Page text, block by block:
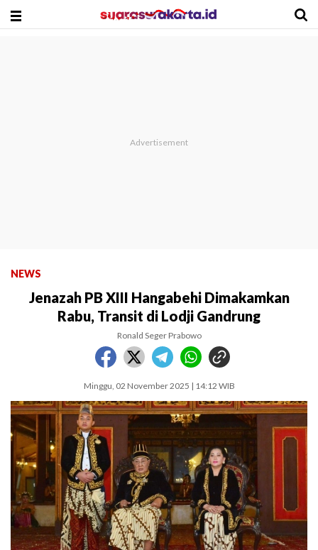
NEWS
Jenazah PB XIII Hangabehi Dimakamkan
Rabu, Transit di Lodji Gandrung
Ronald Seger Prabowo
Minggu, 02 November 2025 | 14:12 WIB